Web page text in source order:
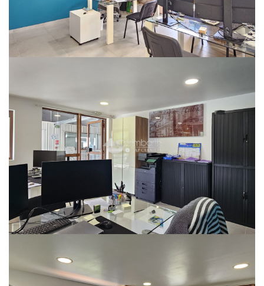
Dans le secteur de Hope Estate, pôle économique incontournable de Saint-
Martin, à louer un local commercial ou bureau de 23m² + 22m² de terrasse à
jouissance privative au 1er étage dans un centre commercial attractif.
Disponible immédiatement